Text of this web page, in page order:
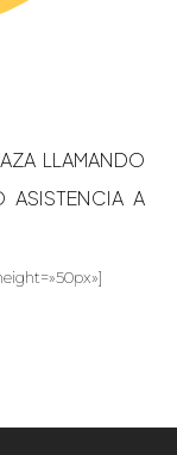
LLAMANDO
ASISTENCIA A